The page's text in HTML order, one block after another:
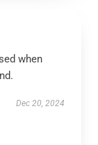
when
Dec 20, 2024